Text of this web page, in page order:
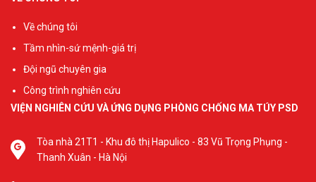
Về chúng tôi
Tầm nhìn-sứ mệnh-giá trị
Đội ngũ chuyên gia
Công trình nghiên cứu
VIỆN NGHIÊN CỨU VÀ ỨNG DỤNG PHÒNG CHỐNG MA TÚY PSD
Tòa nhà 21T1 - Khu đô thị Hapulico - 83 Vũ Trọng Phụng -
Thanh Xuân - Hà Nội